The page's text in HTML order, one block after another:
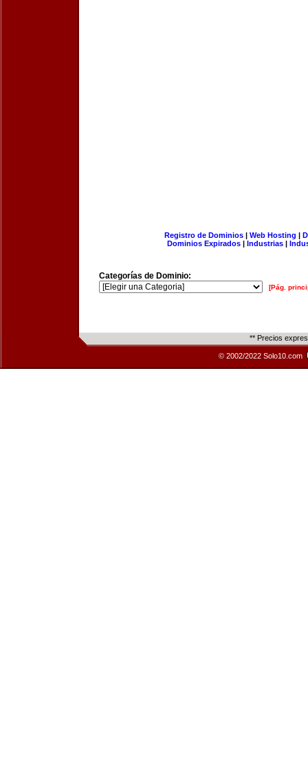
Registro de Dominios| Web Hosting |
Dominios Expirados | Industrias |
Categorías de Dominio:
[Pág.
** Precios
© 2002/2022 Solo10.com